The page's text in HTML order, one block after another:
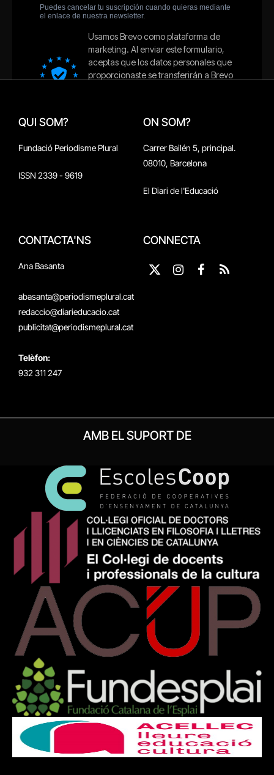
QUI SOM?
Fundació Periodisme Plural
ISSN 2339 - 9619
ON SOM?
Carrer Bailén 5, principal.
08010, Barcelona
El Diari de l'Educació
CONTACTA'NS
Ana Basanta
abasanta@periodismeplural.cat
redaccio@diarieducacio.cat
publicitat@periodismeplural.cat
Telèfon:
932 311 247
CONNECTA
X
Instagram
Facebook
RSS
AMB EL SUPORT DE